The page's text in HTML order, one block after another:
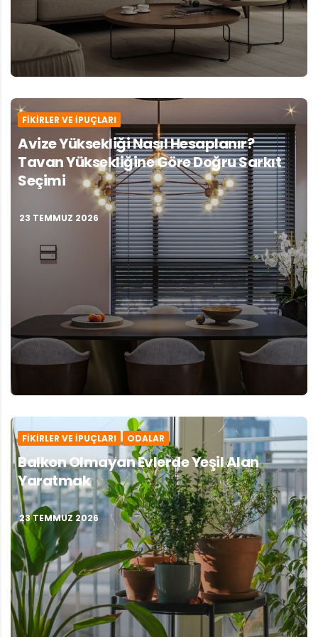
FIKIRLER VE İPUÇLARI
Avize Yüksekliği Nasıl Hesaplanır?
Tavan Yüksekliğine Göre Doğru Sarkıt
Seçimi
23 TEMMUZ 2026
FIKIRLER VE İPUÇLARI ODALAR
Balkon Olmayan Evlerde Yeşil Alan
Yaratmak
23 TEMMUZ 2026